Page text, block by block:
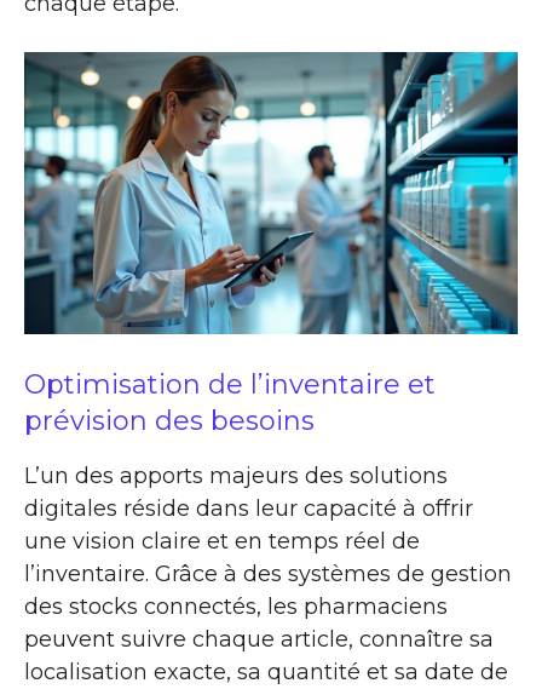
Optimisation de l’inventaire et
prévision des besoins
L’un des apports majeurs des solutions
digitales réside dans leur capacité à offrir
une vision claire et en temps réel de
l’inventaire. Grâce à des systèmes de gestion
des stocks connectés, les pharmaciens
peuvent suivre chaque article, connaître sa
localisation exacte, sa quantité et sa date de